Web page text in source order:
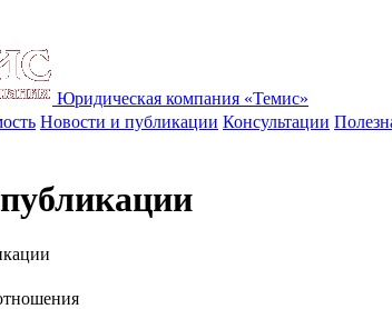
Юридическая компания «Темис»
Новости и публикации Консультации